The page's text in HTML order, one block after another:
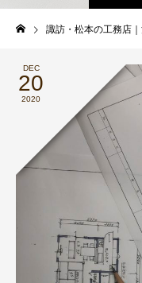
の社
諏訪・松本の工務店
DEC
20
2020